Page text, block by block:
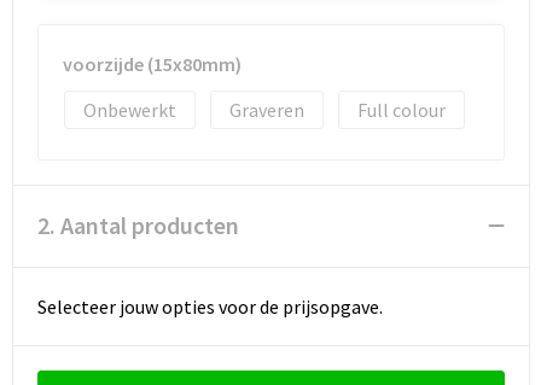
voorzijde (15x80mm)
Onbewerkt
Graveren Full colour
2. Aantal producten
Selecteer jouw opties voor de prijsopgave.